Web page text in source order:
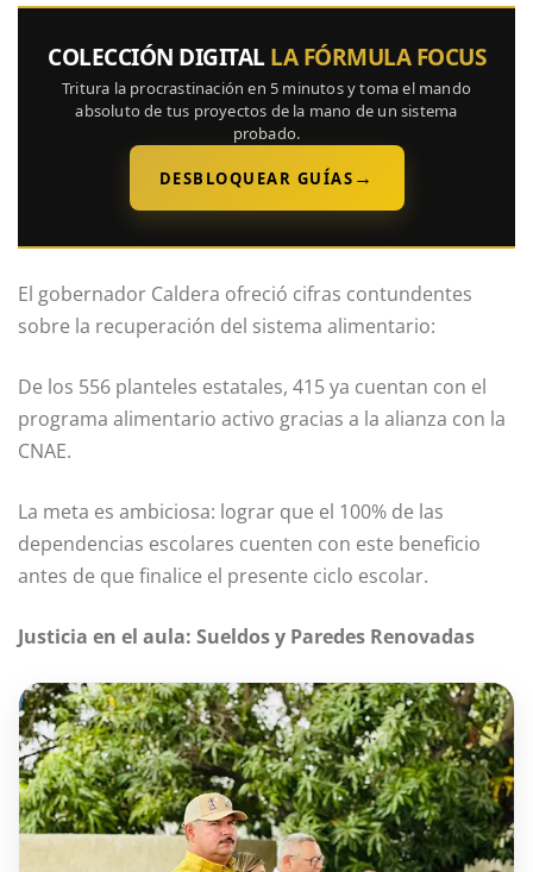
COLECCIÓN DIGITAL LA FÓRMULA FOCUS
Tritura la procrastinación en 5 minutos y toma el mando
absoluto de tus proyectos de la mano de un sistema
probado.
DESBLOQUEAR GUÍAS →
El gobernador Caldera ofreció cifras contundentes
sobre la recuperación del sistema alimentario:
De los 556 planteles estatales, 415 ya cuentan con el
programa alimentario activo gracias a la alianza con la
CNAE.
La meta es ambiciosa: lograr que el 100% de las
dependencias escolares cuenten con este beneficio
antes de que finalice el presente ciclo escolar.
Justicia en el aula: Sueldos y Paredes Renovadas